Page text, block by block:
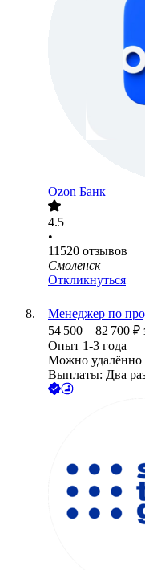
Ozon Банк
4.5
•
11520 отзывов
Смоленск
Откликнуться
Менеджер по
54 500 – 82 700 ₽
Опыт 1-3 года
Можно удалённо
Выплаты: Два